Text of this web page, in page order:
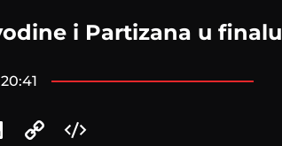
i Partizana u finalu